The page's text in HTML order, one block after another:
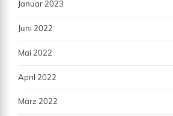
Januar 2023
Juni 2022
Mai 2022
April 2022
März 2022